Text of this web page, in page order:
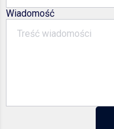
Wiadomość